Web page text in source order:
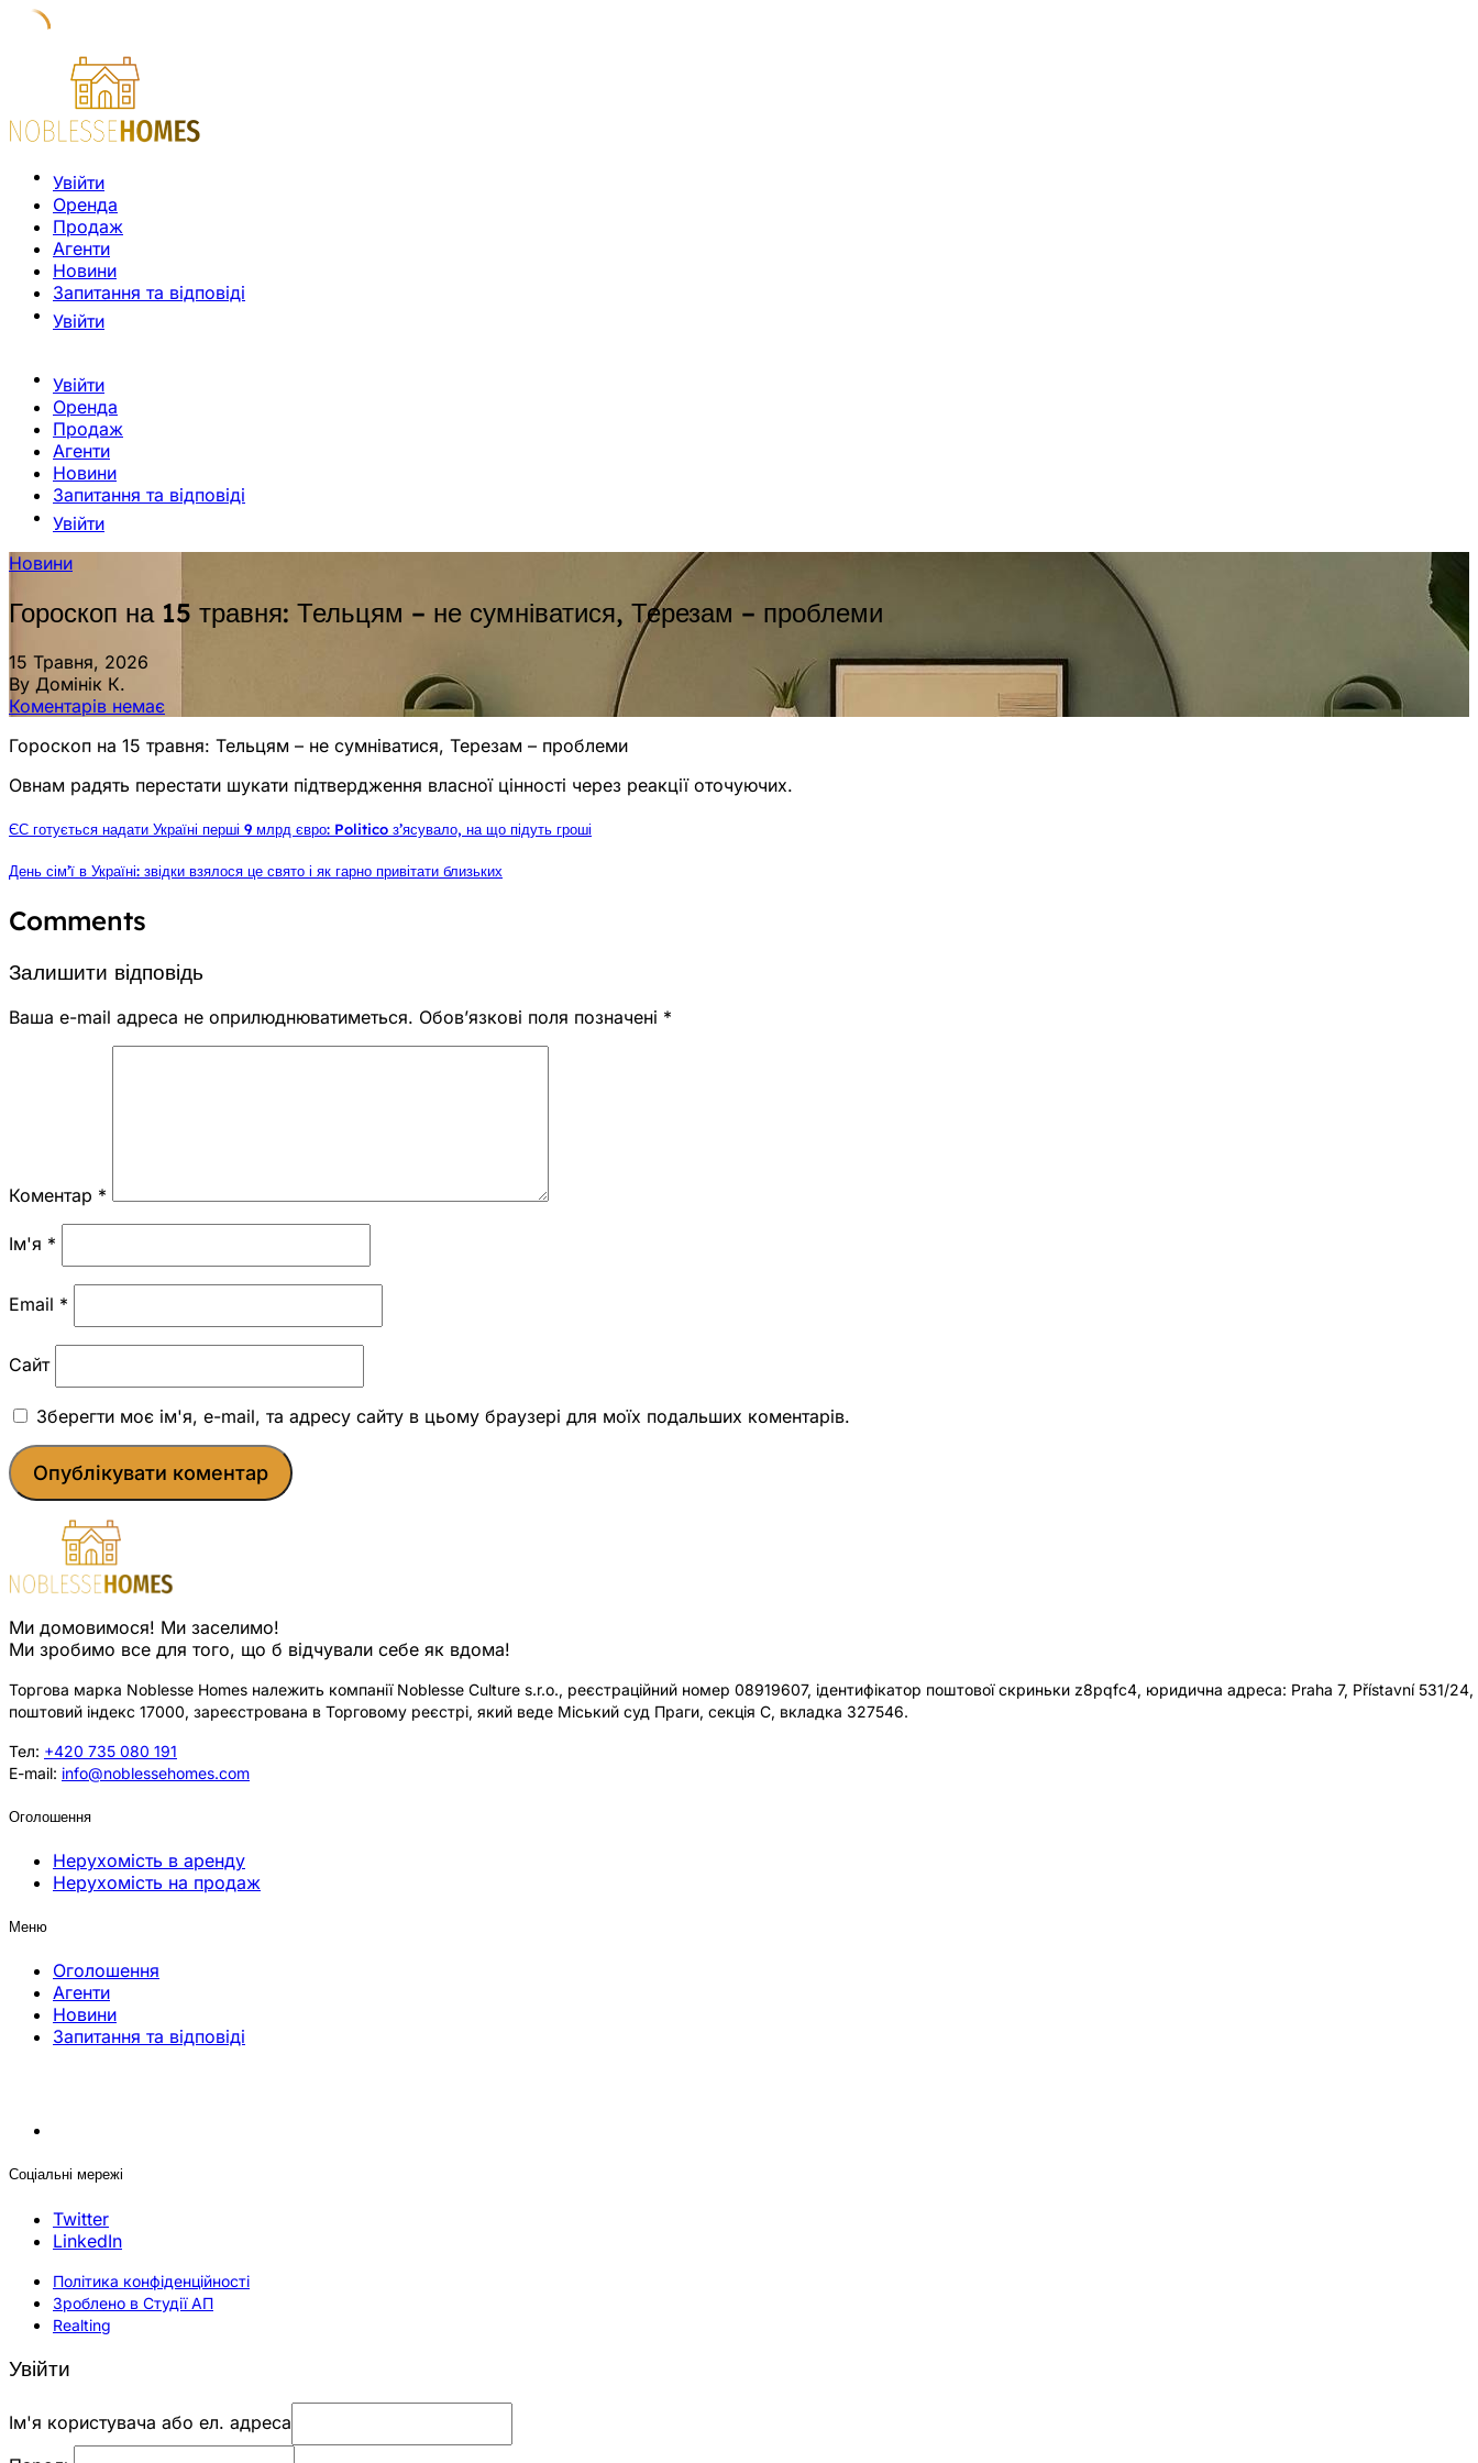
Увійти
Оренда
Продаж
Агенти
Новини
Запитання та відповіді
Увійти
Увійти
Оренда
Продаж
Агенти
Новини
Запитання та відповіді
Увійти
Новини
Гороскоп на 15 травня: Тельцям – не сумніватися, Терезам – проблеми
15 Травня, 2026
By Домінік К.
Коментарів немає
Гороскоп на 15 травня: Тельцям – не сумніватися, Терезам – проблеми
Овнам радять перестати шукати підтвердження власної цінності через реакції оточуючих.
ЄС готується надати Україні перші 9 млрд євро: Politico з’ясувало, на що підуть гроші
День сім’ї в Україні: звідки взялося це свято і як гарно привітати близьких
Comments
Залишити відповідь
Ваша e-mail адреса не оприлюднюватиметься. Обов’язкові поля позначені *
Коментар *
Ім'я *
Email *
Сайт
Зберегти моє ім'я, e-mail, та адресу сайту в цьому браузері для моїх подальших коментарів.
Ми домовимося! Ми заселимо!
Ми зробимо все для того, що б відчували себе як вдома!
Торгова марка Noblesse Homes належить компанії Noblesse Culture s.r.o., реєстраційний номер 08919607, ідентифікатор поштової скриньки z8pqfc4, юридична адреса: Praha 7, Přístavní 531/24,
поштовий індекс 17000, зареєстрована в Торговому реєстрі, який веде Міський суд Праги, секція C, вкладка 327546.
Тел: +420 735 080 191
E-mail: info@noblessehomes.com
Оголошення
Нерухомість в аренду
Нерухомість на продаж
Меню
Оголошення
Агенти
Новини
Запитання та відповіді
Соціальні мережі
Twitter
LinkedIn
Політика конфіденційності
Зроблено в Студії АП
Realting
Увійти
Ім'я користувача або ел. адреса